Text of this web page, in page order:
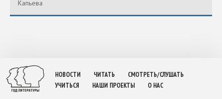
Капьева
НОВОСТИ ЧИТАТЬ
СМОТРЕТЬ/СЛУШАТЬ
УЧИТЬСЯ
НАШИ ПРОЕКТЫ О НАС